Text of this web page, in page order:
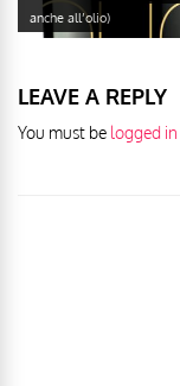
anche all’olio)
LEAVE A REPLY
You must be logged in